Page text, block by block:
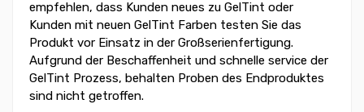
empfehlen, dass Kunden neues zu GelTint oder
Kunden mit neuen GelTint Farben testen Sie das
Produkt vor Einsatz in der Großserienfertigung.
Aufgrund der Beschaffenheit und schnelle service der
GelTint Prozess, behalten Proben des Endproduktes
sind nicht getroffen.